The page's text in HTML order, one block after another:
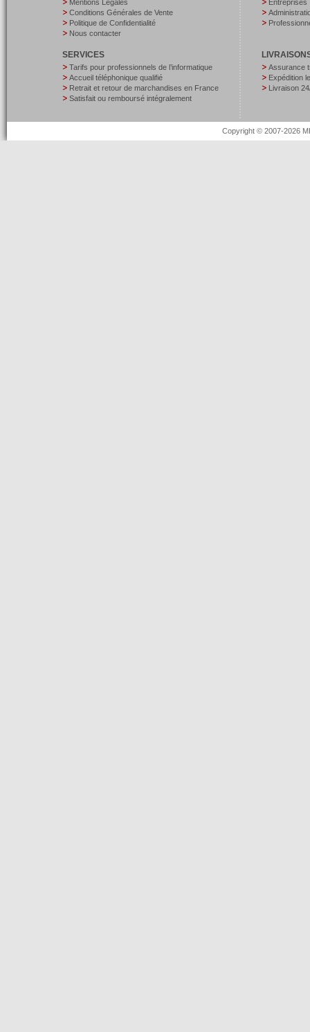
Mentions Légales
Conditions Générales de Vente
Politique de Confidentialité
Nous contacter
SERVICES
Tarifs pour professionnels de l’informatique
Accueil téléphonique qualifié
Retrait et retour de marchandises en France
Satisfait ou remboursé intégralement
Entreprises
Assurance
Expédition
Livraison
Copyright © 2007-2026